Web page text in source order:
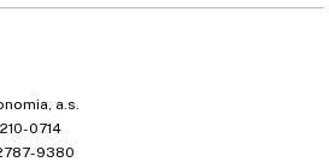
a.s.
0714
9380